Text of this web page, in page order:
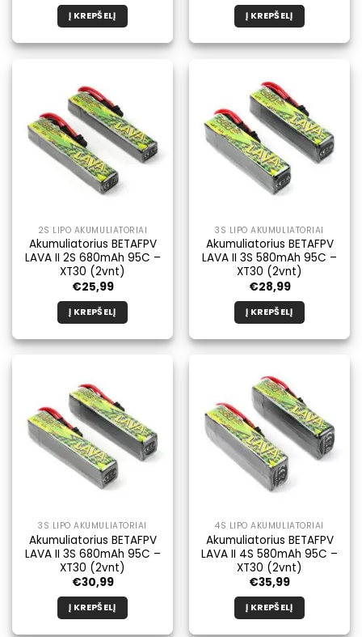
Į KREPŠELĮ Į KREPŠELĮ
2S LIPO AKUMULIATORIAI
Akumuliatorius BETAFPV
LAVA II 2S 680mAh 95C –
XT30 (2vnt)
€25,99
Į KREPŠELĮ
3S LIPO AKUMULIATORIAI
Akumuliatorius BETAFPV
LAVA II 3S 580mAh 95C –
XT30 (2vnt)
€28,99
Į KREPŠELĮ
3S LIPO AKUMULIATORIAI
Akumuliatorius BETAFPV
LAVA II 3S 680mAh 95C –
XT30 (2vnt)
€30,99
Į KREPŠELĮ
4S LIPO AKUMULIATORIAI
Akumuliatorius BETAFPV
LAVA II 4S 580mAh 95C –
XT30 (2vnt)
€35,99
Į KREPŠELĮ